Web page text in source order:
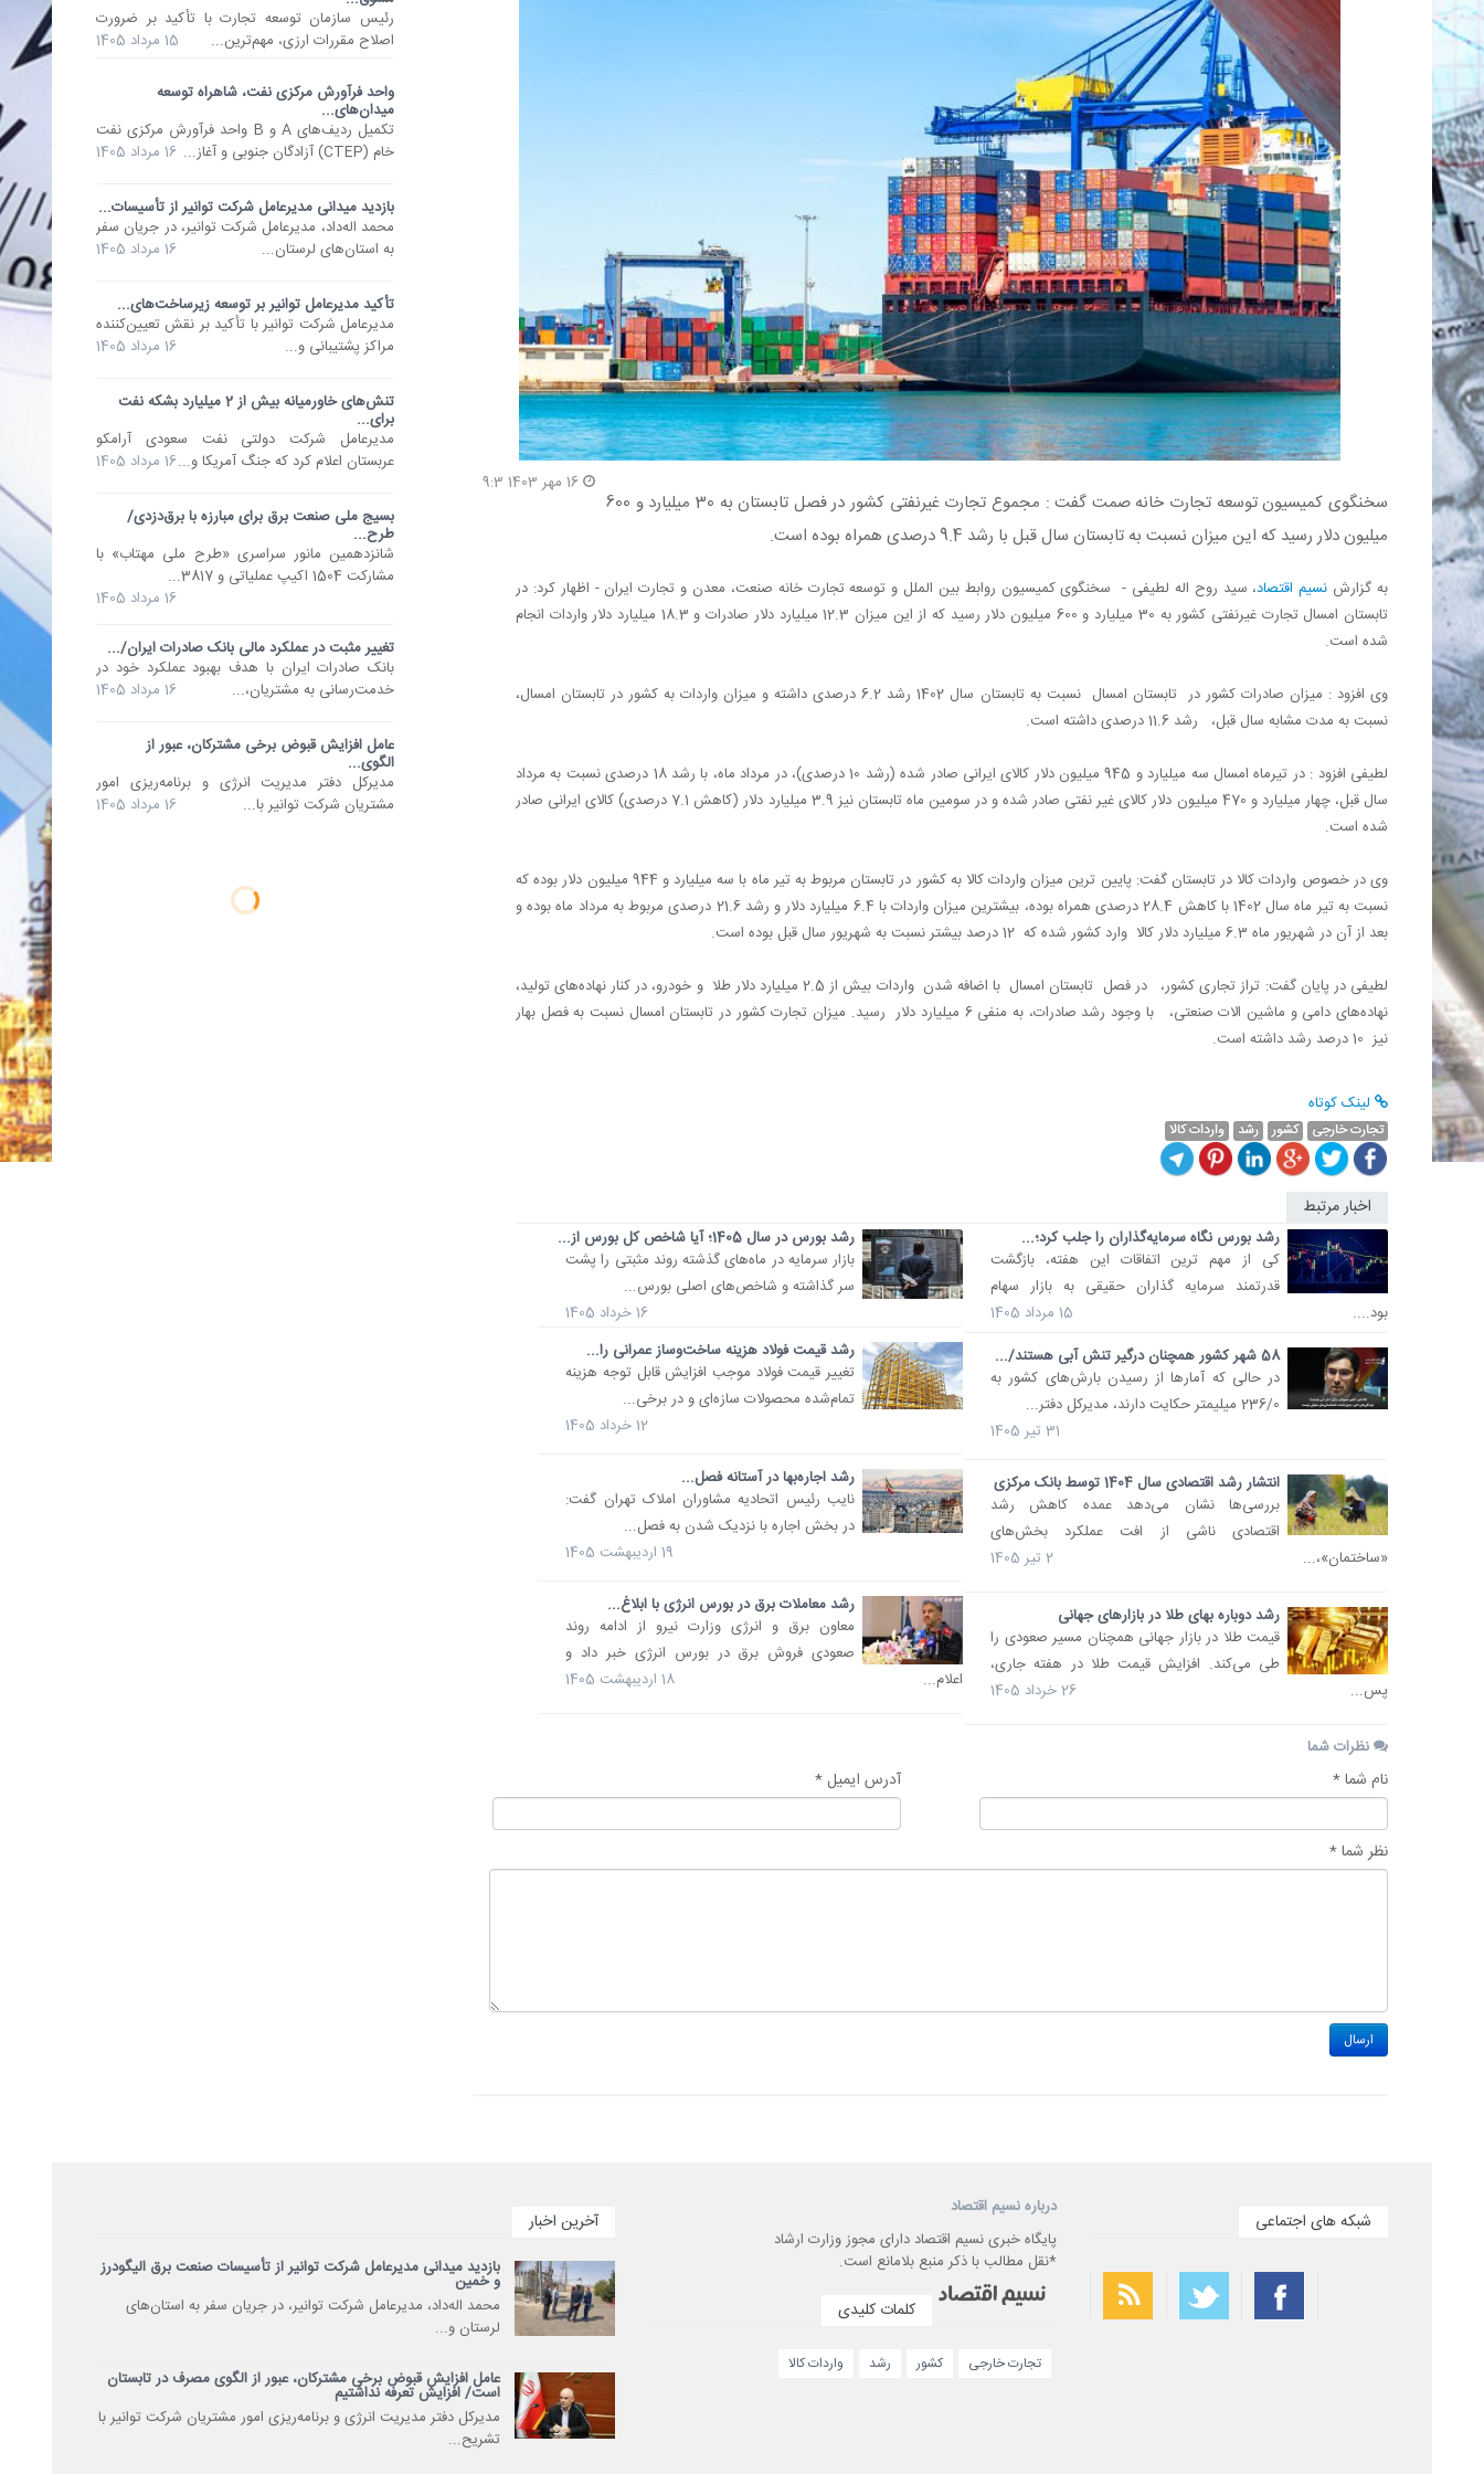
رئیس سازمان توسعه تجارت با تأکید بر ضرورت
اصلاح مقررات ارزی، مهم‌ترین...
15 مرداد 1405
واحد فرآورش مرکزی نفت، شاهراه توسعه
میدان‌های...
تکمیل ردیف‌های A و B واحد فرآورش مرکزی نفت
خام (CTEP) آزادگان جنوبی و آغاز...
16 مرداد 1405
بازدید میدانی مدیرعامل شرکت توانیر از تأسیسات...
محمد اله‌داد، مدیرعامل شرکت توانیر، در جریان سفر
به استان‌های لرستان...
16 مرداد 1405
تأکید مدیرعامل توانیر بر توسعه زیرساخت‌های...
مدیرعامل شرکت توانیر با تأکید بر نقش تعیین‌کننده
مراکز پشتیبانی و...
16 مرداد 1405
تنش‌های خاورمیانه بیش از 2 میلیارد بشکه نفت
برای...
مدیرعامل شرکت دولتی نفت سعودی آرامکو
عربستان اعلام کرد که جنگ آمریکا و...16 مرداد 1405
بسیج ملی صنعت برق برای مبارزه با برق‌دزدی/
طرح...
شانزدهمین مانور سراسری «طرح ملی مهتاب» با
مشارکت 1504 اکیپ عملیاتی و 3817...
16 مرداد 1405
تغییر مثبت در عملکرد مالی بانک صادرات ایران/...
​بانک صادرات ایران با هدف بهبود عملکرد خود در
خدمت‌رسانی به مشتریان،...
16 مرداد 1405
عامل افزایش قبوض برخی مشترکان، عبور از
الگوی...
مدیرکل دفتر مدیریت انرژی و برنامه‌ریزی امور
مشتریان شرکت توانیر با...
16 مرداد 1405
سخنگوی کمیسیون توسعه تجارت خانه صمت گفت : مجموع تجارت غیرنفتی کشور در فصل تابستان به 30 میلیارد و 600
میلیون دلار رسید که این میزان نسبت به تابستان سال قبل با رشد 9.4 درصدی همراه بوده است.
به گزارش نسیم اقتصاد، سید روح اله لطیفی - سخنگوی کمیسیون روابط بین الملل و توسعه تجارت خانه صنعت، معدن و تجارت ایران - اظهار کرد: در
تابستان امسال تجارت غیرنفتی کشور به 30 میلیارد و 600 میلیون دلار رسید که از این میزان 12.3 میلیارد دلار صادرات و 18.3 میلیارد دلار واردات انجام
شده است.
وی افزود : میزان صادرات کشور در تابستان امسال نسبت به تابستان سال 1402 رشد 6.2 درصدی داشته و میزان واردات به کشور در تابستان امسال،
نسبت به مدت مشابه سال قبل، رشد 11.6 درصدی داشته است.
لطیفی افزود : در تیرماه امسال سه میلیارد و 945 میلیون دلار کالای ایرانی صادر شده (رشد 10 درصدی)، در مرداد ماه، با رشد 18 درصدی نسبت به مرداد
سال قبل، چهار میلیارد و 470 میلیون دلار کالای غیر نفتی صادر شده و در سومین ماه تابستان نیز 3.9 میلیارد دلار (کاهش 7.1 درصدی) کالای ایرانی صادر
شده است.
وی در خصوص واردات کالا در تابستان گفت: پایین ترین میزان واردات کالا به کشور در تابستان مربوط به تیر ماه با سه میلیارد و 944 میلیون دلار بوده که
نسبت به تیر ماه سال 1402 با کاهش 28.4 درصدی همراه بوده، بیشترین میزان واردات با 6.4 میلیارد دلار و رشد 21.6 درصدی مربوط به مرداد ماه بوده و
بعد از آن در شهریور ماه 6.3 میلیارد دلار کالا وارد کشور شده که 12 درصد بیشتر نسبت به شهریور سال قبل بوده است.
لطیفی در پایان گفت: تراز تجاری کشور، در فصل تابستان امسال با اضافه شدن واردات بیش از 2.5 میلیارد دلار طلا و خودرو، در کنار نهاده‌های تولید،
نهاده‌های دامی و ماشین الات صنعتی، با وجود رشد صادرات، به منفی 6 میلیارد دلار رسید. میزان تجارت کشور در تابستان امسال نسبت به فصل بهار
نیز 10 درصد رشد داشته است.
لینک کوتاه
تجارت خارجی کشور رشد واردات کالا
اخبار مرتبط
رشد بورس نگاه سرمایه‌گذاران را جلب کرد؛...
کی از مهم ترین اتفاقات این هفته، بازگشت
قدرتمند سرمایه گذاران حقیقی به بازار سهام
بود....
15 مرداد 1405
58 شهر کشور همچنان درگیر تنش آبی هستند/...
در حالی که آمارها از رسیدن بارش‌های کشور به
236/0 میلیمتر حکایت دارند، مدیرکل دفتر...
31 تیر 1405
انتشار رشد اقتصادی سال 1404 توسط بانک مرکزی
بررسی‌ها نشان می‌دهد عمده کاهش رشد
اقتصادی ناشی از افت عملکرد بخش‌های
«ساختمان»،...
2 تیر 1405
رشد دوباره بهای طلا در بازارهای جهانی
قیمت طلا در بازار جهانی همچنان مسیر صعودی را
طی می‌کند. افزایش قیمت طلا در هفته جاری،
پس...
26 خرداد 1405
رشد بورس در سال 1405؛ آیا شاخص کل بورس از...
بازار سرمایه در ماه‌های گذشته روند مثبتی را پشت
سر گذاشته و شاخص‌های اصلی بورس...
16 خرداد 1405
رشد قیمت فولاد هزینه ساخت‌وساز عمرانی را...
تغییر قیمت فولاد موجب افزایش قابل توجه هزینه
تمام‌شده محصولات سازه‌ای و در برخی...
12 خرداد 1405
رشد اجاره‌بها در آستانه فصل...
نایب رئیس اتحادیه مشاوران املاک تهران گفت:
در بخش اجاره با نزدیک شدن به فصل...
19 اردیبهشت 1405
رشد معاملات برق در بورس انرژی با ابلاغ...
معاون برق و انرژی وزارت نیرو از ادامه روند
صعودی فروش برق در بورس انرژی خبر داد و
اعلام...
18 اردیبهشت 1405
نظرات شما
آدرس ایمیل * نام شما *
نظر شما *
آخرین اخبار
بازدید میدانی مدیرعامل شرکت توانیر از تأسیسات صنعت برق الیگودرز
و خمین
محمد اله‌داد، مدیرعامل شرکت توانیر، در جریان سفر به استان‌های
لرستان و...
عامل افزایش قبوض برخی مشترکان، عبور از الگوی مصرف در تابستان
است/ افزایش تعرفه نداشتیم
مدیرکل دفتر مدیریت انرژی و برنامه‌ریزی امور مشتریان شرکت توانیر با
تشریح...
درباره نسیم اقتصاد
پایگاه خبری نسیم اقتصاد دارای مجوز وزارت ارشاد
*نقل مطالب با ذکر منبع بلامانع است.
کلمات کلیدی
تجارت خارجی کشور رشد واردات کالا
شبکه های اجتماعی